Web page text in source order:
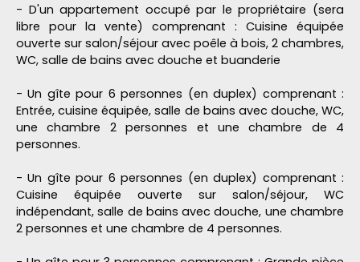
- D'un appartement occupé par le propriétaire (sera
libre pour la vente) comprenant : Cuisine équipée
ouverte sur salon/séjour avec poêle à bois, 2 chambres,
WC, salle de bains avec douche et buanderie
- Un gîte pour 6 personnes (en duplex) comprenant :
Entrée, cuisine équipée, salle de bains avec douche, WC,
une chambre 2 personnes et une chambre de 4
personnes.
- Un gîte pour 6 personnes (en duplex) comprenant :
Cuisine équipée ouverte sur salon/séjour, WC
indépendant, salle de bains avec douche, une chambre
2 personnes et une chambre de 4 personnes.